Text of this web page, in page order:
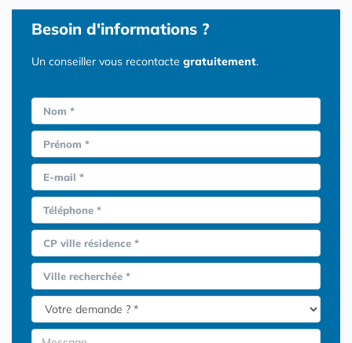
Besoin d'informations ?
Un conseiller vous recontacte gratuitement.
Nom *
Prénom *
E-mail *
Téléphone *
CP ville résidence *
Ville recherchée *